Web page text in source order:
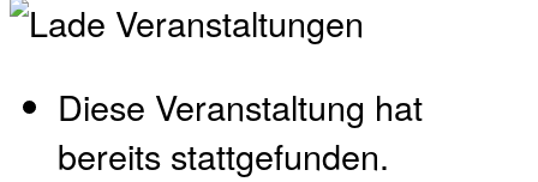
Diese Veranstaltung hat
bereits stattgefunden.